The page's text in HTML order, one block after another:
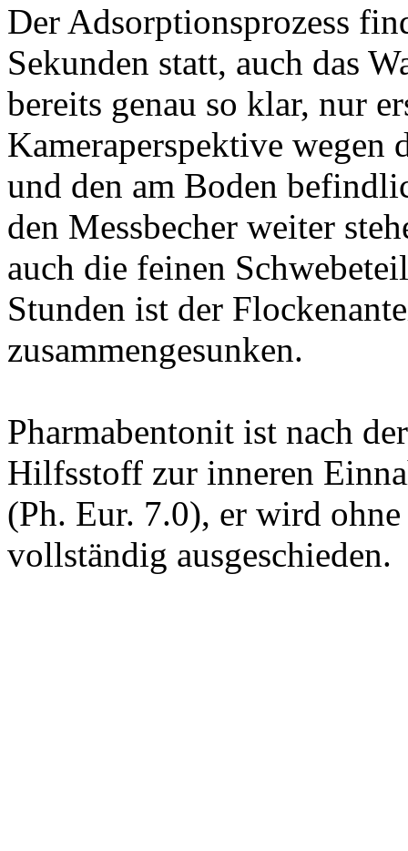
Der Adsorptionsprozess
Sekunden statt, auch das
bereits genau so klar, nur
Kameraperspektive wegen
und den am Boden
den Messbecher weiter
auch die feinen
Stunden ist der
zusammengesunken.
Pharmabentonit ist nach
Hilfsstoff zur inneren
(Ph. Eur. 7.0), er wird
vollständig ausgeschieden.